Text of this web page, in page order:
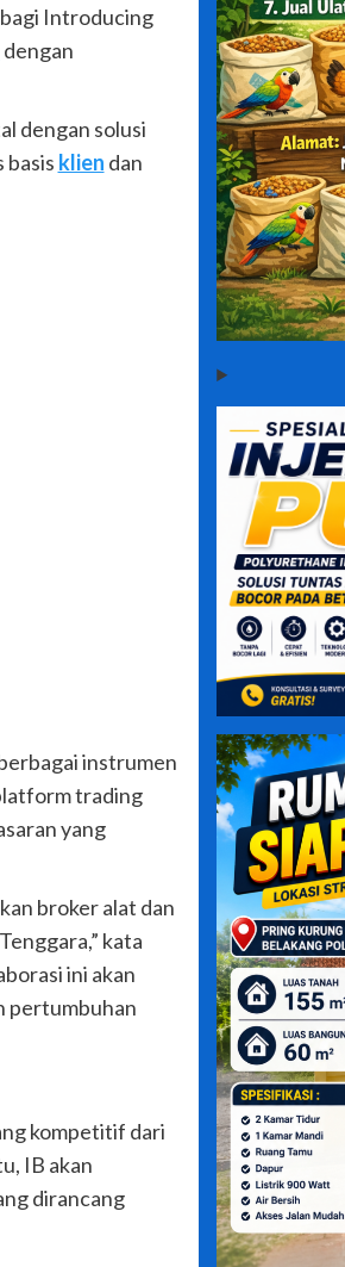
Introducing
dengan
dengan solusi
basis klien dan
instrumen
trading
yang
broker alat dan
kata
ini akan
pertumbuhan
kompetitif dari
IB akan
dirancang